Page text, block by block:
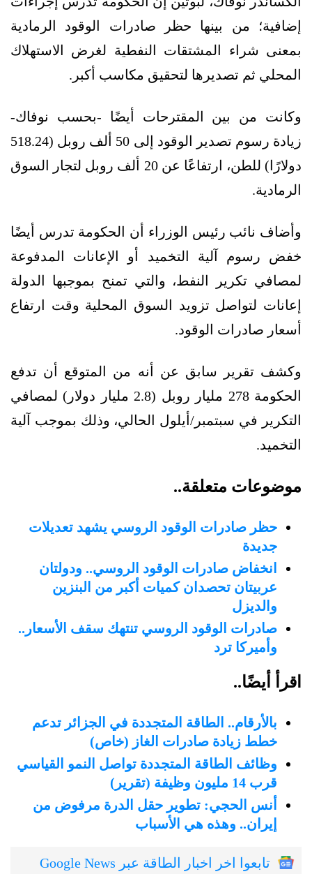
إضافية؛ من بينها حظر صادرات الوقود الرمادية
بمعنى شراء المشتقات النفطية لغرض الاستهلاك
المحلي ثم تصديرها لتحقيق مكاسب أكبر.
وكانت من بين المقترحات أيضًا -بحسب نوفاك-
زيادة رسوم تصدير الوقود إلى 50 ألف روبل (518.24
دولارًا) للطن، ارتفاعًا عن 20 ألف روبل لتجار السوق
الرمادية.
وأضاف نائب رئيس الوزراء أن الحكومة تدرس أيضًا
خفض رسوم آلية التخميد أو الإعانات المدفوعة
لمصافي تكرير النفط، والتي تمنح بموجبها الدولة
إعانات لتواصل تزويد السوق المحلية وقت ارتفاع
أسعار صادرات الوقود.
وكشف تقرير سابق عن أنه من المتوقع أن تدفع
الحكومة 278 مليار روبل (2.8 مليار دولار) لمصافي
التكرير في سبتمبر/أيلول الحالي، وذلك بموجب آلية
التخميد.
موضوعات متعلقة..
حظر صادرات الوقود الروسي يشهد تعديلات
جديدة
انخفاض صادرات الوقود الروسي.. ودولتان
عربيتان تحصدان كميات أكبر من البنزين
والديزل
صادرات الوقود الروسي تنتهك سقف الأسعار..
وأميركا ترد
اقرأ أيضًا..
بالأرقام.. الطاقة المتجددة في الجزائر تدعم
خطط زيادة صادرات الغاز (خاص)
وظائف الطاقة المتجددة تواصل النمو القياسي
قرب 14 مليون وظيفة (تقرير)
أنس الحجي: تطوير حقل الدرة مرفوض من
إيران.. وهذه هي الأسباب
تابعوا اخر اخبار الطاقة عبر Google News